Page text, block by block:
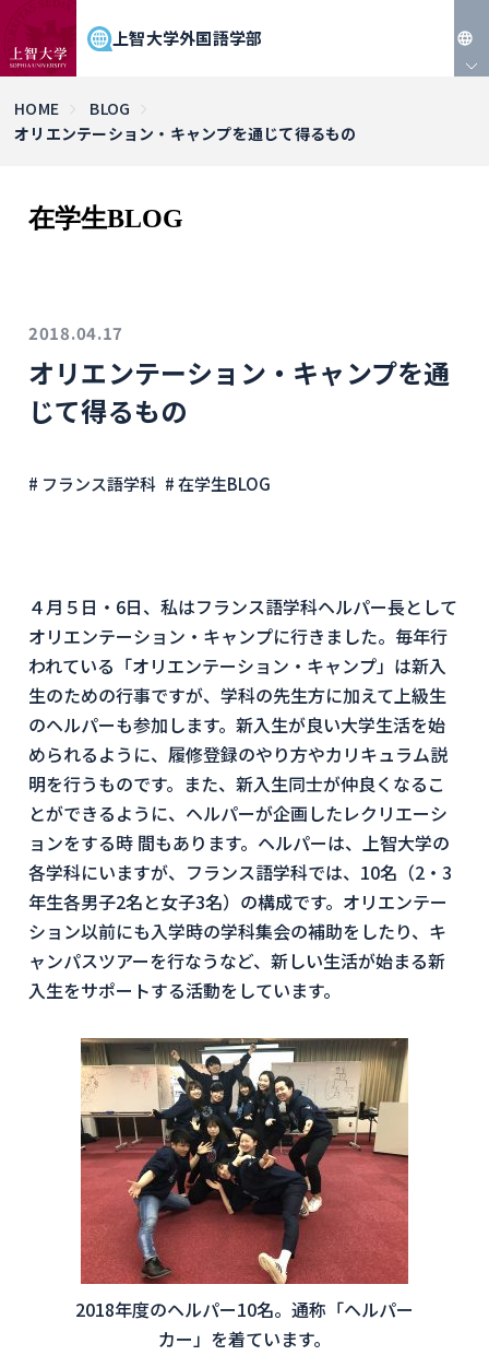
上智大学外国語学部
HOME
BLOG
オリエンテーション・キャンプを通じて得るもの
在学生BLOG
2018.04.17
オリエンテーション・キャンプを通
じて得るもの
# フランス語学科 # 在学生BLOG
４月５日・6日、私はフランス語学科ヘルパー長として
オリエンテーション・キャンプに行きました。毎年行
われている「オリエンテーション・キャンプ」は新入
生のための行事ですが、学科の先生方に加えて上級生
のヘルパーも参加します。新入生が良い大学生活を始
められるように、履修登録のやり方やカリキュラム説
明を行うものです。また、新入生同士が仲良くなるこ
とができるように、ヘルパーが企画したレクリエーシ
ョンをする時 間もあります。ヘルパーは、上智大学の
各学科にいますが、フランス語学科では、10名（2・3
年生各男子2名と女子3名）の構成です。オリエンテー
ション以前にも入学時の学科集会の補助をしたり、キ
ャンパスツアーを行なうなど、新しい生活が始まる新
入生をサポートする活動をしています。
2018年度のヘルパー10名。通称「ヘルパー
カー」を着ています。